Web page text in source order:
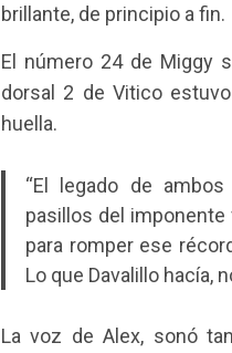
brillante, de principio a fin.
El número 24 de Miggy
dorsal 2 de Vitico
huella.
“El legado de
pasillos del imponente
para romper ese
Lo que Davalillo hacía,
La voz de Alex, sonó